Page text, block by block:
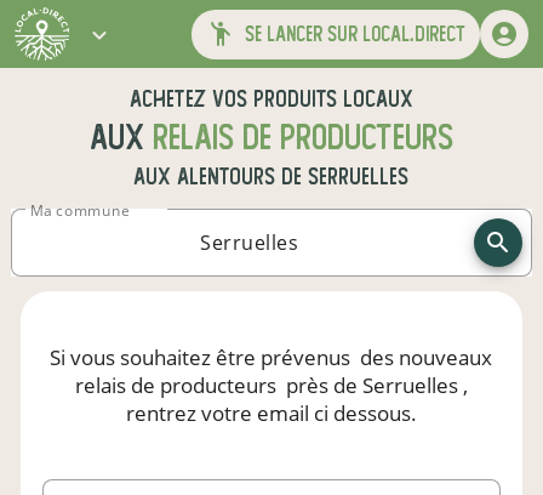
se lancer sur local.direct
Achetez vos produits locaux
aux relais de producteurs
aux alentours deSerruelles
Ma commune
Si vous souhaitez être prévenus des nouveaux
relais de producteurs près de Serruelles,
rentrez votre email ci dessous.